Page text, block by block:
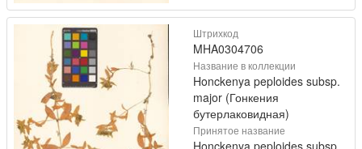
Штрихкод
MHA0304706
Название в коллекции
Honckenya peploides subsp.
major (Гонкения
бутерлаковидная)
Принятое название